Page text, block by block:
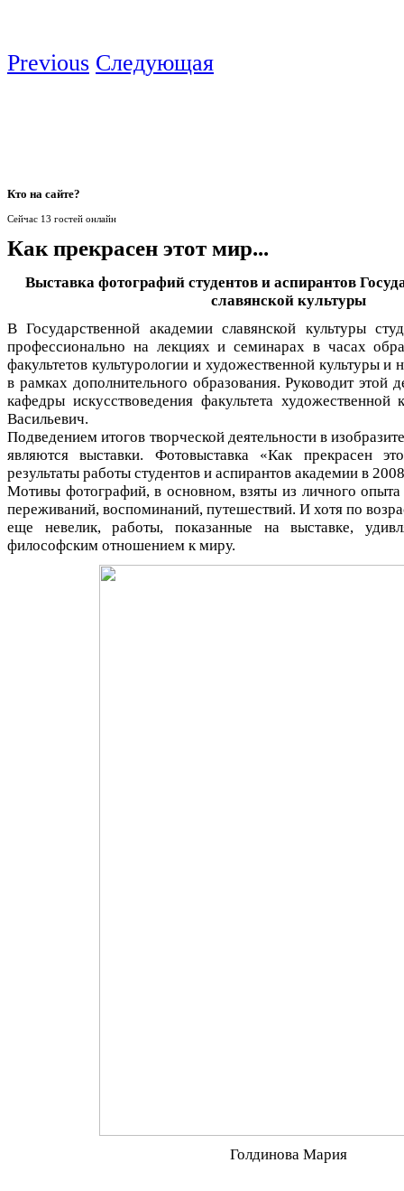
Previous Следующая
Кто на сайте?
Сейчас 13 гостей онлайн
Как прекрасен этот мир...
Выставка фотографий студентов и аспирантов
славянской культуры
В Государственной академии славянской культуры
профессионально на лекциях и семинарах в часах
факультетов культурологии и художественной культуры и
в рамках дополнительного образования. Руководит этой
кафедры искусствоведения факультета
Васильевич.
Подведением итогов творческой деятельности в
являются выставки. Фотовыставка «Как прекрасен
результаты работы студентов и аспирантов академии в
Мотивы фотографий, в основном, взяты из личного
переживаний, воспоминаний, путешествий. И хотя по
еще невелик, работы, показанные на выставке,
философским отношением к миру.
Голдинова Мария